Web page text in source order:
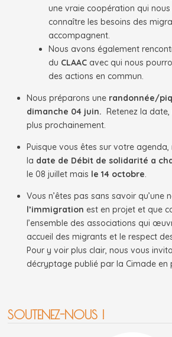
une vraie coopération qui
connaître les besoins des
accompagnent.
Nous avons également
du CLAACavec qui nous
des actions en commun.
Nous préparons une randonnée/
dimanche 04 juin. Retenez la
plus prochainement.
Puisque vous êtes sur votre
la date de Débit de solidarité a
le 08 juillet mais le 14 octobre.
Vous n’êtes pas sans savoir qu’une
l’immigration est en projet et que
l’ensemble des associations qui
accueil des migrants et le respect
Pour y voir plus clair, nous vous
décryptage publié par la Cimade en
SOUTENEZ-NOUS !